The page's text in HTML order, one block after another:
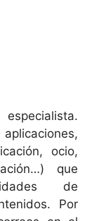
ocio,
que
de
Por